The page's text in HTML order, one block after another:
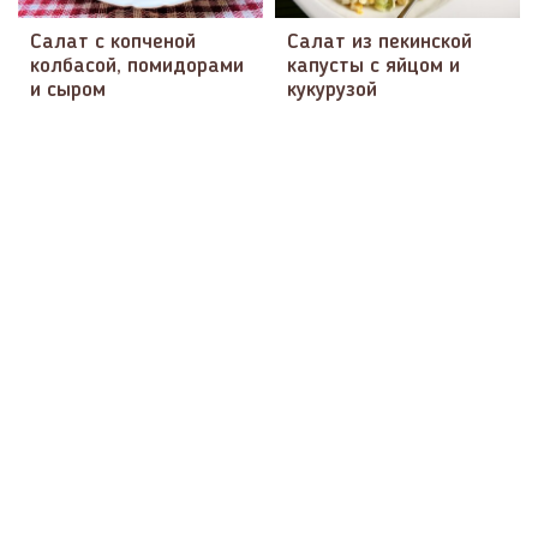
Салат с копченой
колбасой, помидорами
и сыром
Салат из пекинской
капусты с яйцом и
кукурузой